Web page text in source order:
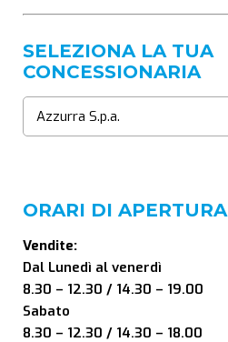
SELEZIONA LA TUA
CONCESSIONARIA
ORARI DI APERTURA
Vendite:
Dal Lunedì al venerdì
8.30 – 12.30 / 14.30 – 19.00
Sabato
8.30 – 12.30 / 14.30 – 18.00